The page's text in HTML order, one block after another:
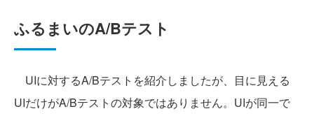
ふるまいのA/Bテスト
UIに対するA/Bテストを紹介しましたが、目に見える
UIだけがA/Bテストの対象ではありません。UIが同一で